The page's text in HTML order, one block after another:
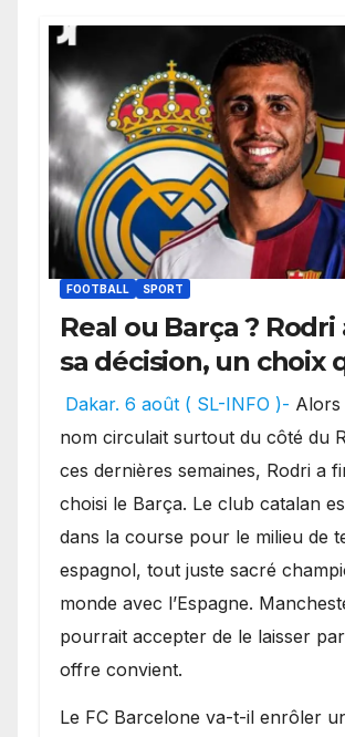
FOOTBALL SPORT
Real ou Barça ? Rodri
sa décision, un choix
pourrait faire grand
sur le marché des
transferts.
Dakar. 6 août ( SL-INFO )- Alors
nom circulait surtout du côté du
ces dernières semaines, Rodri a
choisi le Barça. Le club catalan
dans la course pour le milieu de
espagnol, tout juste sacré
monde avec l’Espagne.
pourrait accepter de le laisser
offre convient.
​Le FC Barcelone va-t-il enrôler